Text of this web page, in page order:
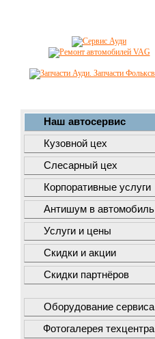
Наш автосервис
Кузовной цех
Слесарный цех
Корпоративные услуги
Антишум в автомобиль
Услуги и цены
Скидки и акции
Скидки партнёров
Оборудование сервиса
Фотогалерея техцентра